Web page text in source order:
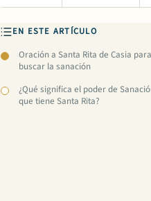
EN ESTE ARTÍCULO
Oración a Santa Rita de Casia para
buscar la sanación
¿Qué significa el poder de
que tiene Santa Rita?